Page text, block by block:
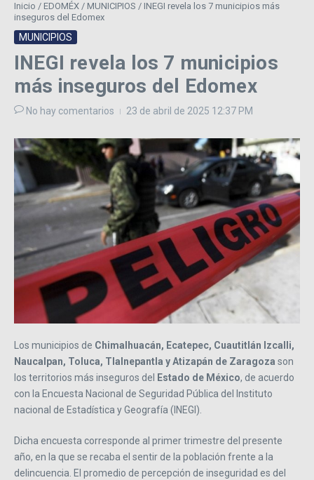
Inicio / EDOMÉX / MUNICIPIOS / INEGI revela los 7 municipios más
inseguros del Edomex
MUNICIPIOS
INEGI revela los 7 municipios
más inseguros del Edomex
No hay comentarios 23 de abril de 2025 12:37 PM
Los municipios de Chimalhuacán, Ecatepec, Cuautitlán Izcalli,
Naucalpan, Toluca, Tlalnepantla y Atizapán de Zaragoza son
los territorios más inseguros del
Estado de México, de acuerdo
con la Encuesta Nacional de Seguridad Pública del Instituto
nacional de Estadística y Geografía (INEGI).
Dicha encuesta corresponde al primer trimestre del presente
año, en la que se recaba el sentir de la población frente a la
delincuencia. El promedio de percepción de inseguridad es del